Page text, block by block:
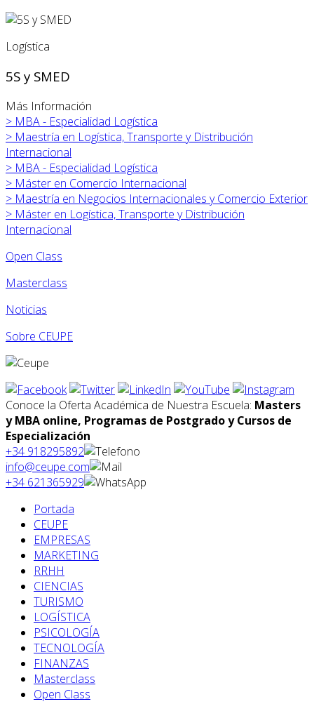
Logística
5S y SMED
Más Información
> MBA - Especialidad Logística
> Maestría en Logística, Transporte y Distribución
Internacional
> MBA - Especialidad Logística
> Máster en Comercio Internacional
> Maestría en Negocios Internacionales y Comercio Exterior
> Máster en Logística, Transporte y Distribución
Internacional
Open Class
Masterclass
Noticias
Sobre CEUPE
Conoce la Oferta Académica de Nuestra Escuela: Masters
y MBA online, Programas de Postgrado y Cursos de
Especialización
+34 918295892
info@ceupe.com
+34 621365929
Portada
CEUPE
EMPRESAS
MARKETING
RRHH
CIENCIAS
TURISMO
LOGÍSTICA
PSICOLOGÍA
TECNOLOGÍA
FINANZAS
Masterclass
Open Class